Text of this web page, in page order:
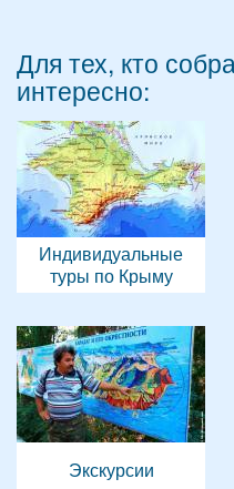
Для тех, кто
интересно:
Индивидуальные
туры по Крыму
Экскурсии